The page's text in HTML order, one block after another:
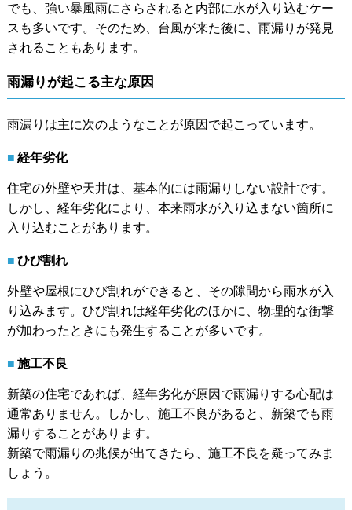
でも、強い暴風雨にさらされると内部に水が入り込むケー
スも多いです。そのため、台風が来た後に、雨漏りが発見
されることもあります。
雨漏りが起こる主な原因
雨漏りは主に次のようなことが原因で起こっています。
経年劣化
住宅の外壁や天井は、基本的には雨漏りしない設計です。
しかし、経年劣化により、本来雨水が入り込まない箇所に
入り込むことがあります。
ひび割れ
外壁や屋根にひび割れができると、その隙間から雨水が入
り込みます。ひび割れは経年劣化のほかに、物理的な衝撃
が加わったときにも発生することが多いです。
施工不良
新築の住宅であれば、経年劣化が原因で雨漏りする心配は
通常ありません。しかし、施工不良があると、新築でも雨
漏りすることがあります。
新築で雨漏りの兆候が出てきたら、施工不良を疑ってみま
しょう。